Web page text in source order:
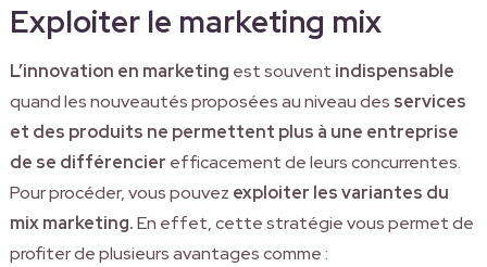
Exploiter le marketing mix
L’innovation en marketing est souvent indispensable
quand les nouveautés proposées au niveau des services
et des produits ne permettent plus à une entreprise
de se différencier efficacement de leurs concurrentes.
Pour procéder, vous pouvez exploiter les variantes du
mix marketing.En effet, cette stratégie vous permet de
profiter de plusieurs avantages comme :